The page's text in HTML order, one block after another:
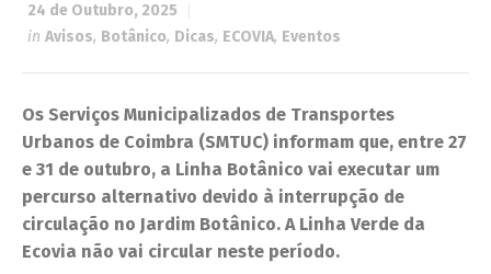
24 de Outubro, 2025
in Avisos, Botânico, Dicas, ECOVIA, Eventos
Os Serviços Municipalizados de Transportes
Urbanos de Coimbra (SMTUC) informam que, entre 27
e 31 de outubro, a Linha Botânico vai executar um
percurso alternativo devido à interrupção de
circulação no Jardim Botânico. A Linha Verde da
Ecovia não vai circular neste período.